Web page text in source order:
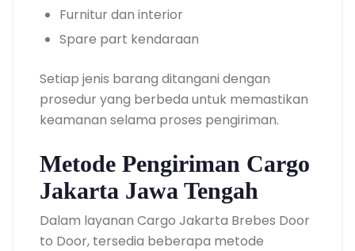
Furnitur dan interior
Spare part kendaraan
Setiap jenis barang ditangani dengan
prosedur yang berbeda untuk memastikan
keamanan selama proses pengiriman.
Metode Pengiriman Cargo
Jakarta Jawa Tengah
Dalam layanan Cargo Jakarta Brebes Door
to Door, tersedia beberapa metode